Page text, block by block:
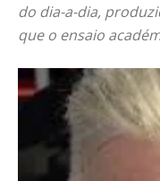
do dia-a-dia,
que o ensaio